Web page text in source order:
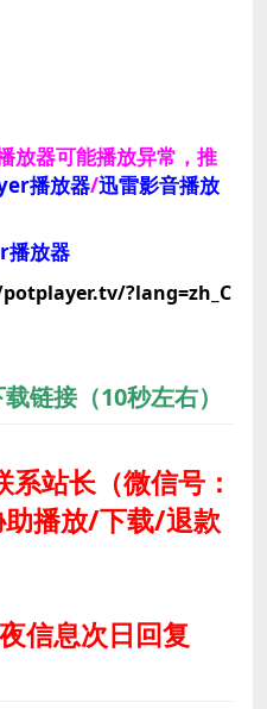
放器可能播放异常，推
播放器/迅雷影音播放
放器
?lang=zh_C
链接（10秒左右）
系站长（微信号：
助播放/下载/退款
信息次日回复